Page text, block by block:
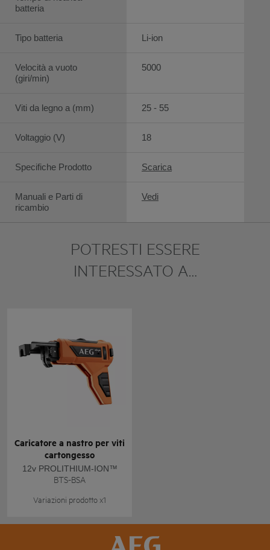
batteria
Tipo batteria
Velocità a vuoto
(giri/min)
Viti da legno a (mm)
Voltaggio (V)
Specifiche Prodotto
Manuali e Parti di
ricambio
Li-ion
5000
25 - 55
18
Scarica
Vedi
POTRESTI ESSERE
INTERESSATO A…
Caricatore a nastro per viti
cartongesso
12v PROLITHIUM-ION™
BTS-BSA
Variazioni prodotto x1